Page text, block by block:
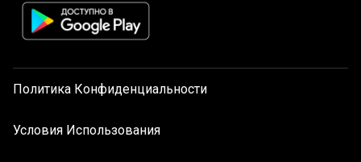
Политика Конфиденциальности
Условия Использования